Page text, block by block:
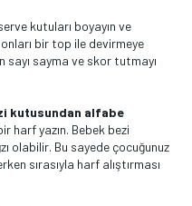
kutuları boyayın ve
bir top ile devirmeye
sayı sayma ve skor tutmayı
kutusundan alfabe
harf yazın. Bebek bezi
olabilir. Bu sayede çocuğunuz
sırasıyla harf alıştırması